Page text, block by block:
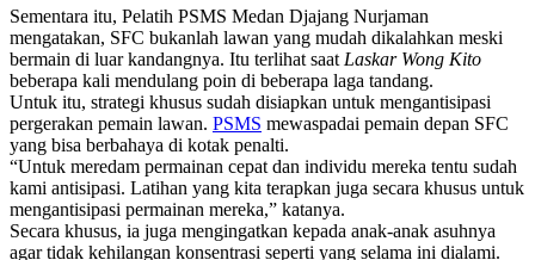
Sementara itu, Pelatih PSMS Medan Djajang Nurjaman
mengatakan, SFC bukanlah lawan yang mudah dikalahkan meski
bermain di luar kandangnya. Itu terlihat saat Laskar Wong Kito
beberapa kali mendulang poin di beberapa laga tandang.
Untuk itu, strategi khusus sudah disiapkan untuk mengantisipasi
pergerakan pemain lawan. PSMS mewaspadai pemain depan SFC
yang bisa berbahaya di kotak penalti.
“Untuk meredam permainan cepat dan individu mereka tentu sudah
kami antisipasi. Latihan yang kita terapkan juga secara khusus untuk
mengantisipasi permainan mereka,” katanya.
Secara khusus, ia juga mengingatkan kepada anak-anak asuhnya
agar tidak kehilangan konsentrasi seperti yang selama ini dialami.